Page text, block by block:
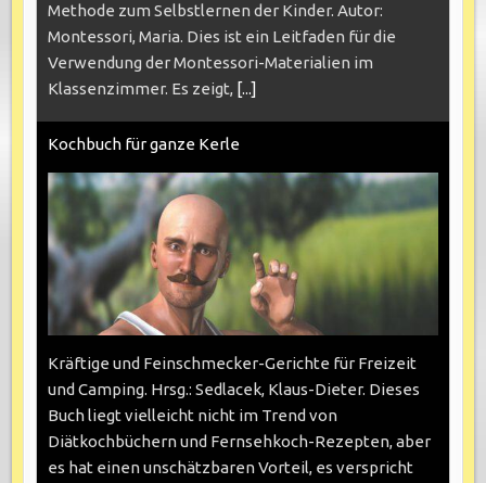
Methode zum Selbstlernen der Kinder. Autor:
Montessori, Maria. Dies ist ein Leitfaden für die
Verwendung der Montessori-Materialien im
Klassenzimmer. Es zeigt, [...]
Kochbuch für ganze Kerle
Kräftige und Feinschmecker-Gerichte für Freizeit
und Camping. Hrsg.: Sedlacek, Klaus-Dieter. Dieses
Buch liegt vielleicht nicht im Trend von
Diätkochbüchern und Fernsehkoch-Rezepten, aber
es hat einen unschätzbaren Vorteil, es verspricht